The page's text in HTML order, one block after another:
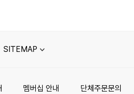
SITEMAP
멤버십 안내 단체주문문의